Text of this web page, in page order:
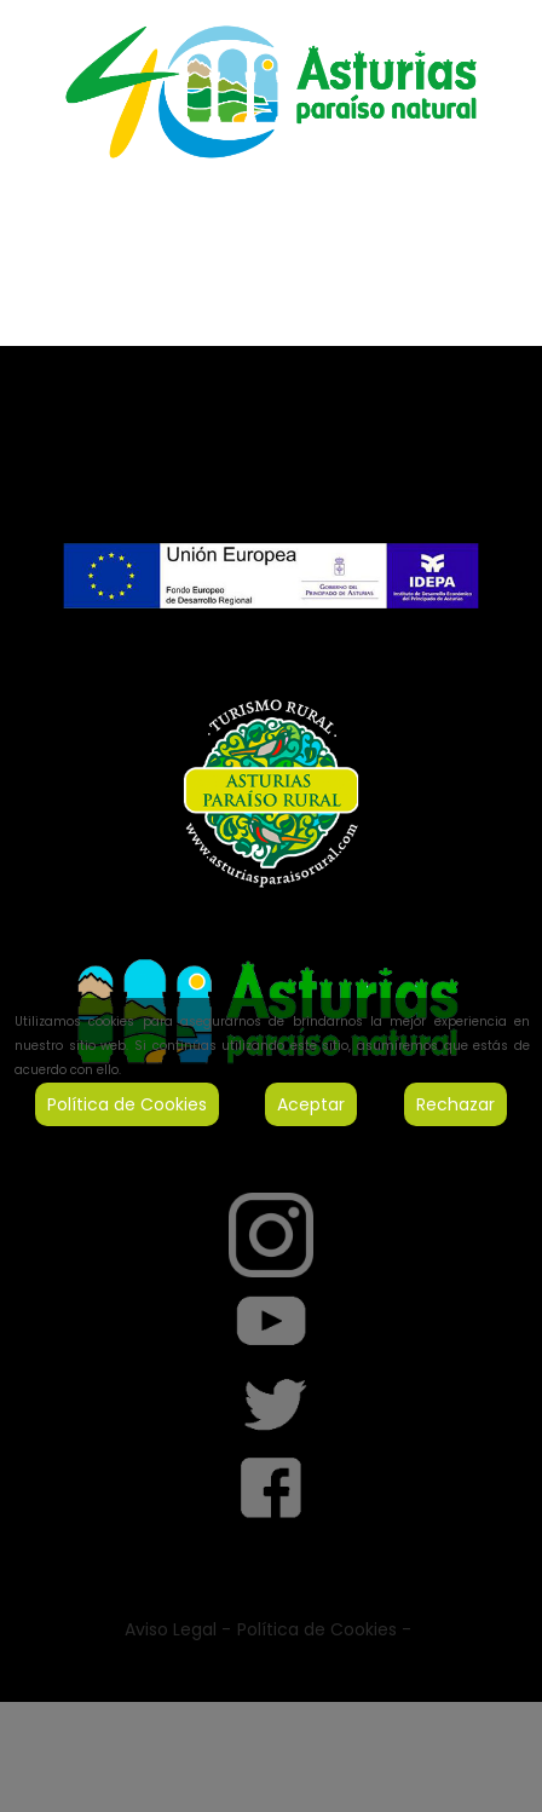
Aviso Legal - Política de Cookies -
Utilizamos cookies para asegurarnos de brindarnos la mejor experiencia en
nuestro sitio web. Si continúas utilizando este sitio, asumiremos que estás de
acuerdo con ello.
Política de Cookies Aceptar Rechazar